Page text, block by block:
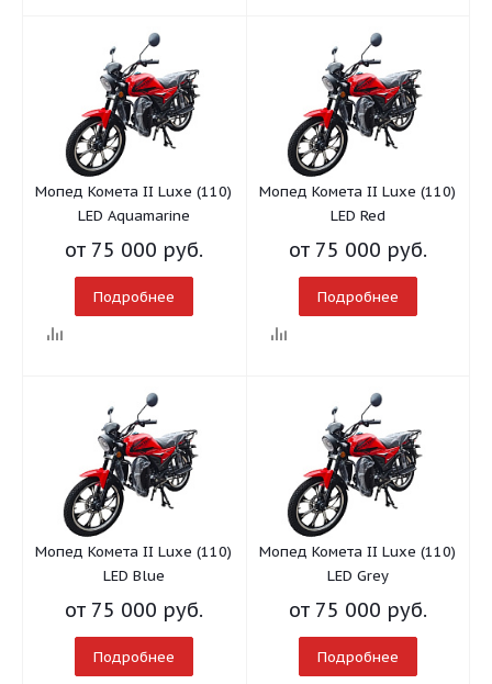
Мопед Комета II Luxe (110)
LED Aquamarine
от 75 000 руб.
Подробнее
Мопед Комета II Luxe (110)
LED Red
от 75 000 руб.
Подробнее
Мопед Комета II Luxe (110)
LED Blue
от 75 000 руб.
Подробнее
Мопед Комета II Luxe (110)
LED Grey
от 75 000 руб.
Подробнее